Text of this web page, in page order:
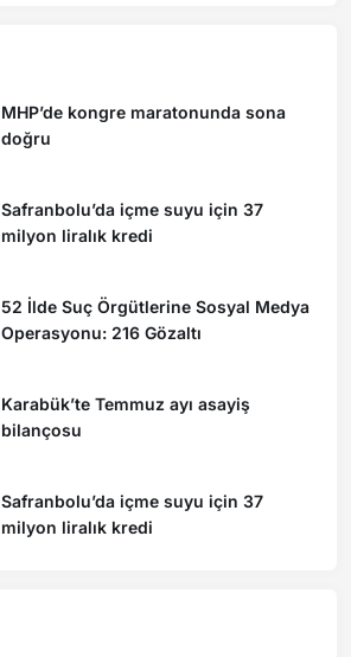
MHP’de kongre maratonunda sona
doğru
Safranbolu’da içme suyu için 37
milyon liralık kredi
52 İlde Suç Örgütlerine Sosyal Medya
Operasyonu: 216 Gözaltı
Karabük’te Temmuz ayı asayiş
bilançosu
Safranbolu’da içme suyu için 37
milyon liralık kredi